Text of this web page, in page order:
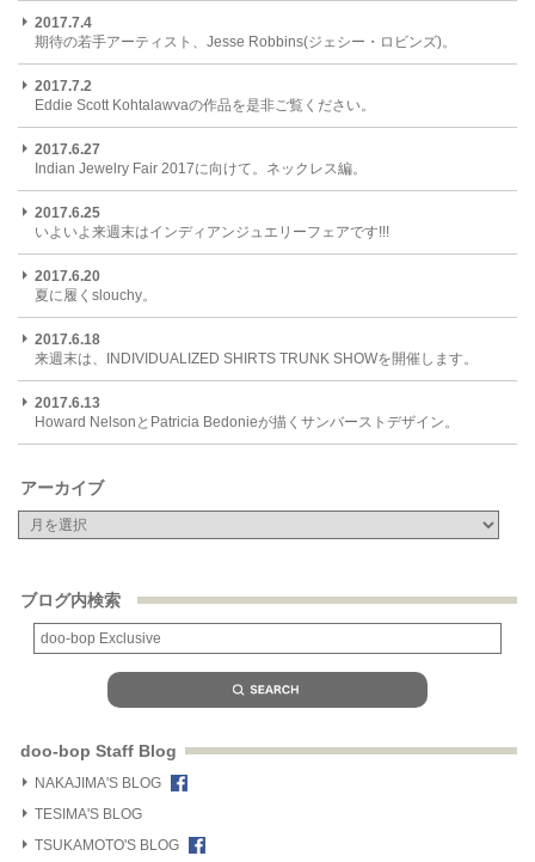
2017.7.4
期待の若手アーティスト、Jesse Robbins(ジェシー・ロビンズ)。
2017.7.2
Eddie Scott Kohtalawvaの作品を是非ご覧ください。
2017.6.27
Indian Jewelry Fair 2017に向けて。ネックレス編。
2017.6.25
いよいよ来週末はインディアンジュエリーフェアです!!!
2017.6.20
夏に履くslouchy。
2017.6.18
来週末は、INDIVIDUALIZED SHIRTS TRUNK SHOWを開催します。
2017.6.13
Howard NelsonとPatricia Bedonieが描くサンバーストデザイン。
アーカイブ
ブログ内検索
doo-bop Staff Blog
NAKAJIMA'S BLOG
TESIMA'S BLOG
TSUKAMOTO'S BLOG